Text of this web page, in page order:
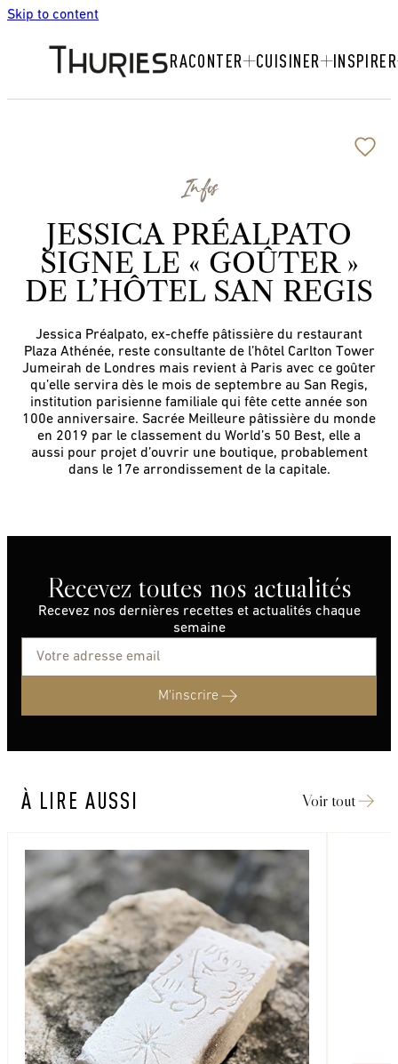
Skip to content
RACONTER CUISINER INSPIRER
Infos
JESSICA PRÉALPATO
SIGNE LE « GOÛTER »
DE L’HÔTEL SAN REGIS
Jessica Préalpato, ex-cheffe pâtissière du restaurant
Plaza Athénée, reste consultante de l’hôtel Carlton Tower
Jumeirah de Londres mais revient à Paris avec ce goûter
qu’elle servira dès le mois de septembre au San Regis,
institution parisienne familiale qui fête cette année son
100e anniversaire. Sacrée Meilleure pâtissière du monde
en 2019 par le classement du World’s 50 Best, elle a
aussi pour projet d’ouvrir une boutique, probablement
dans le 17e arrondissement de la capitale.
Recevez toutes nos actualités
Recevez nos dernières recettes et actualités chaque
semaine
M'inscrire
À LIRE AUSSI Voir tout